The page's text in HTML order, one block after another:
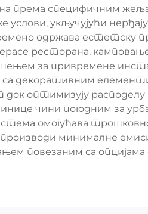
према специфичним
укључујући
одржава естетску
ресторана,
за привремене
декоративним
док оптимизују
чини погодним за
омогућава
минималне
повезаним са опцијама